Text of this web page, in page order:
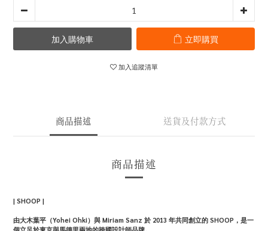
加入購物車 立即購買
加入追蹤清單
商品描述 送貨及付款方式
商品描述
| SHOOP |
由大木葉平（Yohei Ohki）與 Miriam Sanz 於 2013 年共同創立的 SHOOP，是一